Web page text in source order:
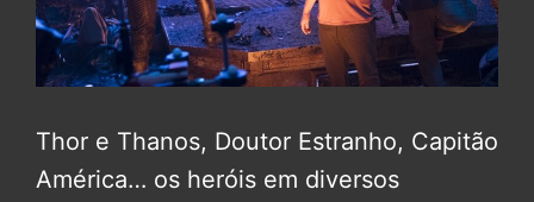
Thor e Thanos, Doutor Estranho, Capitão
América… os heróis em diversos